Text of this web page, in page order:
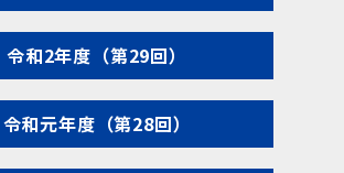
令和2年度（第29回）
令和元年度（第28回）